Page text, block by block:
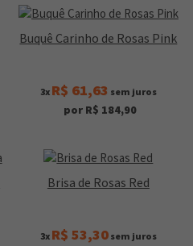
Buquê Carinho de Rosas Pink
3x R$ 61,63 sem juros
por R$ 184,90
Brisa de Rosas Red
3x R$ 53,30sem juros